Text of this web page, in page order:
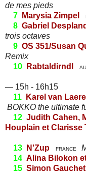
de mes pieds
7
Marysia Zimpel
8 Gabriel
trois octaves
9 OS 351/Susan
Remix
10
Rabtaldirndl
— 15h - 16h15
11
Karel van
BOKKO the ultimate
12 Judith Cahen,
Houplain et Clarisse
13
N'Zup FRANCE
14 Alina Bilokon
15 Simon Gauchet